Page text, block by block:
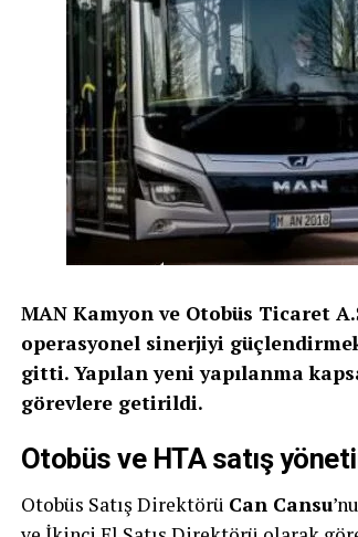
MAN Kamyon ve Otobüs Ticaret
operasyonel sinerjiyi
gitti. Yapılan yeni yapılanma
görevlere getirildi.
Otobüs ve HTA satış
Otobüs Satış Direktörü Can Cansu